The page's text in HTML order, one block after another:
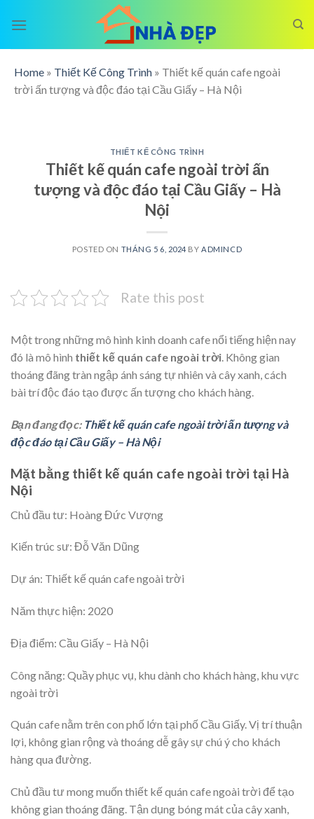
Home » Thiết Kế Công Trình » Thiết kế quán cafe ngoài
trời ấn tượng và độc đáo tại Cầu Giấy – Hà Nội
THIẾT KẾ CÔNG TRÌNH
Thiết kế quán cafe ngoài trời ấn
tượng và độc đáo tại Cầu Giấy – Hà
Nội
POSTED ON THÁNG 5 6, 2024 BYADMINCD
Rate this post
Một trong những mô hình kinh doanh cafe nổi tiếng hiện nay
đó là mô hình thiết kế quán cafe ngoài trời. Không gian
thoáng đãng tràn ngập ánh sáng tự nhiên và cây xanh, cách
bài trí độc đáo tạo được ấn tượng cho khách hàng.
Bạn đang đọc: Thiết kế quán cafe ngoài trời ấn tượng và
độc đáo tại Cầu Giấy – Hà Nội
Mặt bằng thiết kế quán cafe ngoài trời tại Hà
Nội
Chủ đầu tư: Hoàng Đức Vượng
Kiến trúc sư: Đỗ Văn Dũng
Dự án: Thiết kế quán cafe ngoài trời
Năm thực hiện: 2020
Địa điểm: Cầu Giấy – Hà Nội
Công năng: Quầy phục vụ, khu dành cho khách hàng, khu vực
ngoài trời
Quán cafe nằm trên con phố lớn tại phố Cầu Giấy. Vị trí thuận
lợi, không gian rộng và thoáng dễ gây sự chú ý cho khách
hàng qua đường.
Chủ đầu tư mong muốn thiết kế quán cafe ngoài trời để tạo
không gian thoáng đãng. Tận dụng bóng mát của cây xanh,